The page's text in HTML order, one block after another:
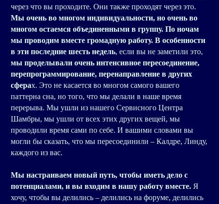
через что вы проходите. Они также проходят через это.
Мы очень во многом индивидуальности, но очень во
многом остаемся объединенными в группу. По ночам
мы проводим вместе громадную работу. В особенности
в эти последние шесть недель, если вы не заметили это,
мы проделывали очень интенсивное пересоединение,
перепрограммирование, перенаправление в других
сферах. Это не касается во многом самого вашего
паттерна сна, но того, что мы делали в наше время
перерыва. Мы ушли из нашего Сервисного Центра
Шамбры, мы ушли от всех этих других вещей, мы
проводили время сами по себе. И вашими словами вы
могли бы сказать, что мы пересоединили – Калдре, Линду,
каждого из вас.
Мы настраиваем новый путь, чтобы иметь дело с
потенциалами, и вы входим в нашу работу вместе. Я
хочу, чтобы вы делились – делились на форуме, делились